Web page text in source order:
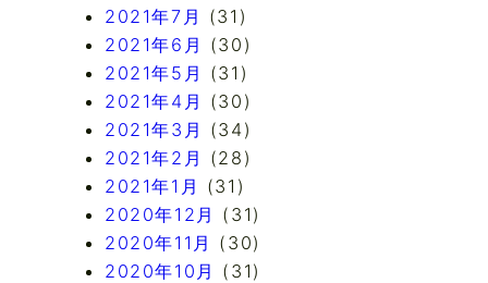
2021年7月 (31)
2021年6月 (30)
2021年5月 (31)
2021年4月 (30)
2021年3月 (34)
2021年2月 (28)
2021年1月 (31)
2020年12月 (31)
2020年11月 (30)
2020年10月 (31)